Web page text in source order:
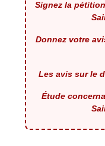
Signez la
Donnez votre
Les avis sur le
Étude